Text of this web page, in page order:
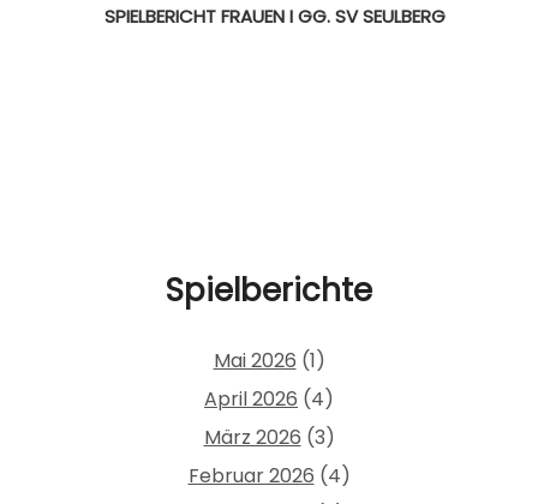
SPIELBERICHT FRAUEN I GG. SV SEULBERG
Spielberichte
Mai 2026 (1)
April 2026 (4)
März 2026 (3)
Februar 2026 (4)